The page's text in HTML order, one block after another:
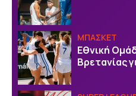
ΜΠΑΣΚΕΤ
Εθνική
Βρετανίας